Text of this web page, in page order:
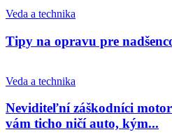
Veda a technika
Tipy na opravu pre
Veda a technika
Neviditeľní záškodníci
vám ticho ničí auto, kým...